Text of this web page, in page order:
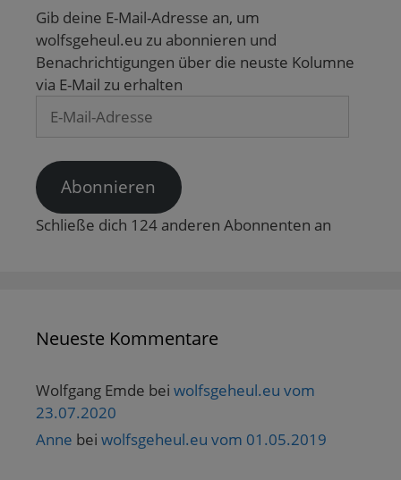
Gib deine E-Mail-Adresse an, um
wolfsgeheul.eu zu abonnieren und
Benachrichtigungen über die neuste Kolumne
via E-Mail zu erhalten
Mail-
Abonnieren
Schließe dich 124 anderen Abonnenten an
Neueste Kommentare
Wolfgang Emde bei wolfsgeheul.eu vom
23.07.2020
Anne bei wolfsgeheul.eu vom 01.05.2019